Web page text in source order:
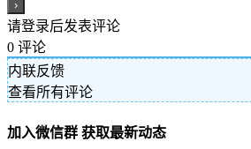
请登录后发表评论
0 评论
内联反馈
查看所有评论
加入微信群 获取最新动态